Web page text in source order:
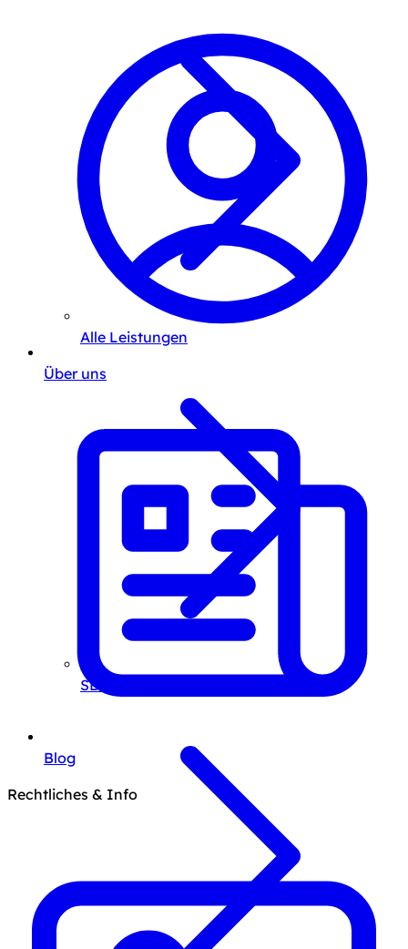
Alle Leistungen
SEO-Beratung
Über uns
Blog
Rechtliches & Info